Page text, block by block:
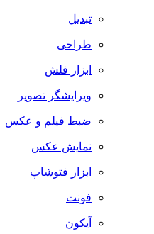
تبدیل
طراحی
ابزار فلش
ویرایشگر تصویر
ضبط فيلم و عكس
نمایش عکس
ابزار فتوشاپ
فونت
آیکون